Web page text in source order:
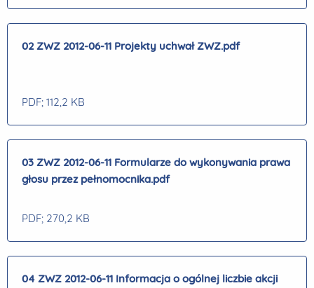
02 ZWZ 2012-06-11 Projekty uchwał ZWZ.pdf
PDF; 112,2 KB
03 ZWZ 2012-06-11 Formularze do wykonywania prawa
głosu przez pełnomocnika.pdf
PDF; 270,2 KB
04 ZWZ 2012-06-11 Informacja o ogólnej liczbie akcji